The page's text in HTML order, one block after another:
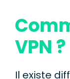
VPN ?
Il existe